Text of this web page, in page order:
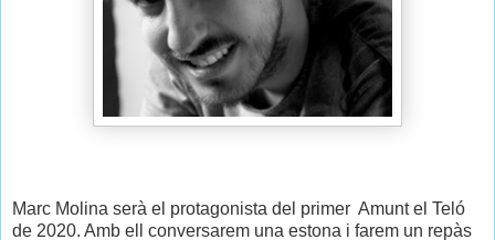
Marc Molina serà el protagonista del primer Amunt el Teló
de 2020. Amb ell conversarem una estona i farem un repàs